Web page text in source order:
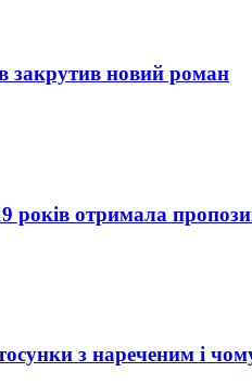
закрутив новий роман
отримала
з нареченим і